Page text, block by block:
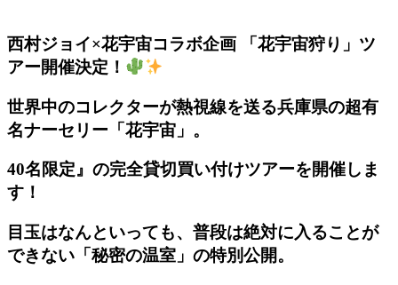
西村ジョイ×花宇宙コラボ企画 「花宇宙狩り」ツ
アー開催決定！
世界中のコレクターが熱視線を送る兵庫県の超有
名ナーセリー「花宇宙」。
40名限定』の完全貸切買い付けツアーを開催しま
す！
目玉はなんといっても、普段は絶対に入ることが
できない「秘密の温室」の特別公開。